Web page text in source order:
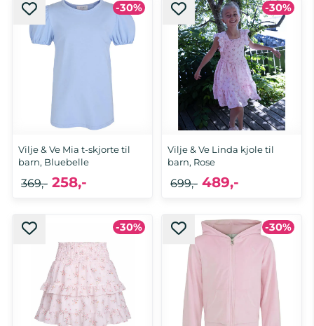
-30%
Vilje & Ve Mia t-skjorte til
barn, Bluebelle
258,-
369,-
-30%
Vilje & Ve Linda kjole til
barn, Rose
489,-
699,-
-30% -30%